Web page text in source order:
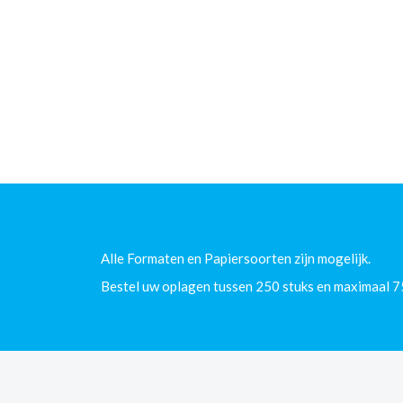
Alle Formaten en Papiersoorten zijn mogelijk.
Bestel uw oplagen tussen 250 stuks en maximaal